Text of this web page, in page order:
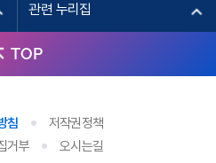
관련 누리집
TOP
침
저작권정책
거부
오시는길